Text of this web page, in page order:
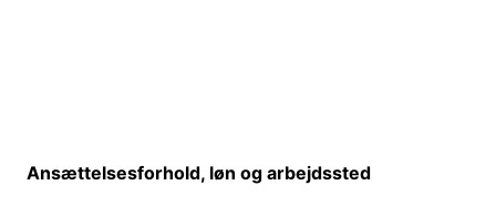
Ansættelsesforhold, løn og arbejdssted